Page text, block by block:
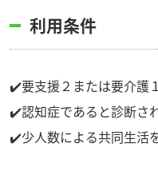
利用条件
✔️要支援２または要介護
✔️認知症であると診断さ
✔️少人数による共同生活